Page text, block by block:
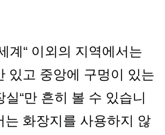
계“ 이외의 지역에서는
있고 중앙에 구멍이 있는
실“만 흔히 볼 수 있습니
는 화장지를 사용하지 않